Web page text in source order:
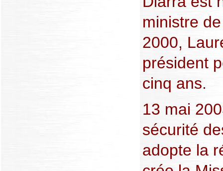
ministre
2000,
président
cinq ans.
13 mai
sécurité
adopte la